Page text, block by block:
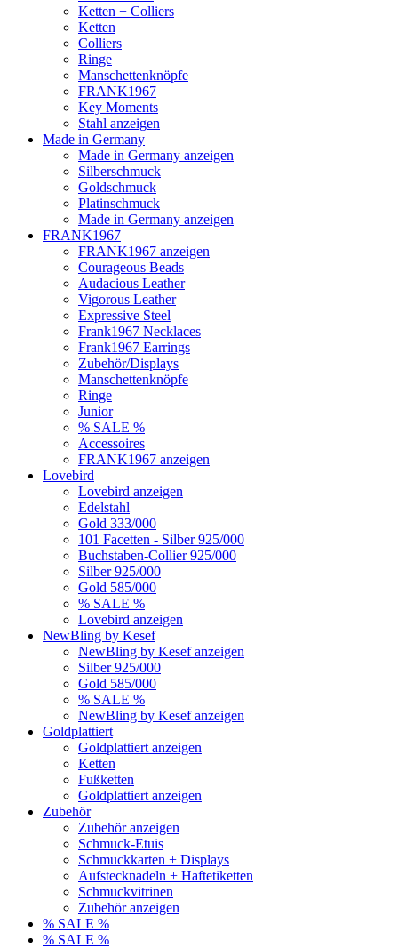
Ketten + Colliers
Ketten
Colliers
Ringe
Manschettenknöpfe
FRANK1967
Key Moments
Stahl anzeigen
Made in Germany
Made in Germany anzeigen
Silberschmuck
Goldschmuck
Platinschmuck
Made in Germany anzeigen
FRANK1967
FRANK1967 anzeigen
Courageous Beads
Audacious Leather
Vigorous Leather
Expressive Steel
Frank1967 Necklaces
Frank1967 Earrings
Zubehör/Displays
Manschettenknöpfe
Ringe
Junior
% SALE %
Accessoires
FRANK1967 anzeigen
Lovebird
Lovebird anzeigen
Edelstahl
Gold 333/000
101 Facetten - Silber 925/000
Buchstaben-Collier 925/000
Silber 925/000
Gold 585/000
% SALE %
Lovebird anzeigen
NewBling by Kesef
NewBling by Kesef anzeigen
Silber 925/000
Gold 585/000
% SALE %
NewBling by Kesef anzeigen
Goldplattiert
Goldplattiert anzeigen
Ketten
Fußketten
Goldplattiert anzeigen
Zubehör
Zubehör anzeigen
Schmuck-Etuis
Schmuckkarten + Displays
Aufstecknadeln + Haftetiketten
Schmuckvitrinen
Zubehör anzeigen
% SALE %
% SALE %